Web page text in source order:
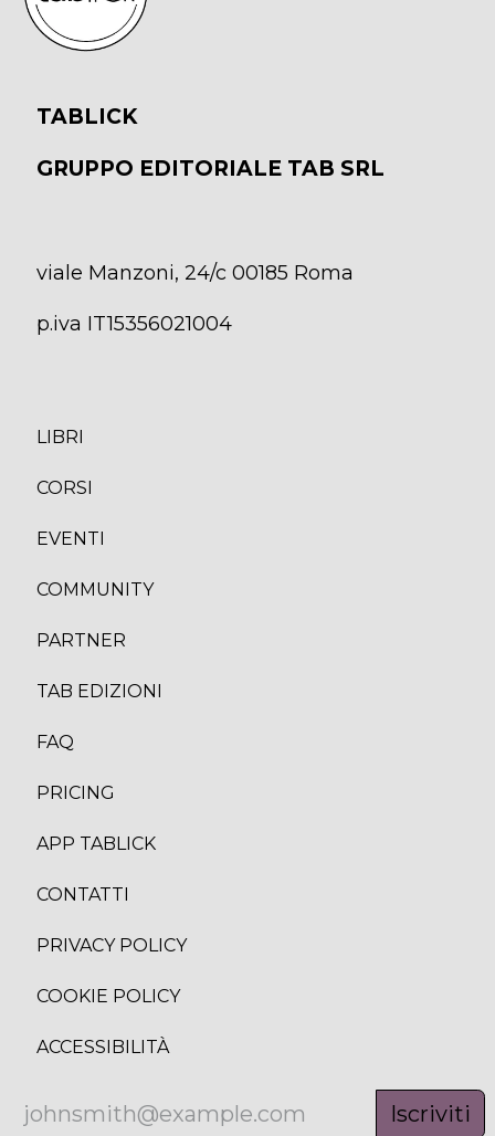
TABLICK
GRUPPO EDITORIALE TAB SRL
viale Manzoni, 24/c 00185 Roma
p.iva IT15356021004
LIBRI
CORSI
EVENTI
COMMUNITY
PARTNER
TAB EDIZIONI
FAQ
PRICING
APP TABLICK
CONTATTI
PRIVACY POLICY
COOKIE POLICY
ACCESSIBILITÀ
Iscriviti